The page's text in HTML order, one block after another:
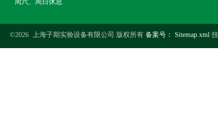
周六、周日休息
©2026 上海子期实验设备有限公司 版权所有 备案号： Sitemap.xml